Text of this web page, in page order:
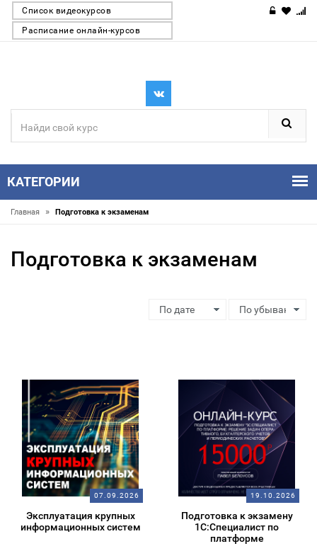
Список видеокурсов
Расписание онлайн-курсов
КАТЕГОРИИ
Главная » Подготовка к экзаменам
Подготовка к экзаменам
07.09.2026
Эксплуатация крупных
информационных систем
19.10.2026
Подготовка к экзамену
1С:Специалист по
платформе